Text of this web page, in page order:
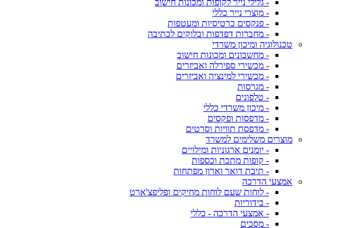
- גלילי נייר לקופות ומכונות חישוב
- מוצרי נייר כללי
- פנקסים כרטיסיות ומעטפות
- מחברות דפדפות ובלוקים לכתיבה
טכנולוגיה ומיכון משרדי
- מחשבונים ומכונות חישוב
- מכשירי ספירלה ואביזרים
- מכשירי למינציה ואביזרים
- מגרסות
- טלפונים
- מיכון משרדי כללי
- מדפסות ופקסים
- מדפסת תוויות וסרטים
מוצרים משלימים למשרד
- יומנים ארגוניות ומילויים
- קופות מתכת וכספות
- תיבת דואר וארון מפתחות
אמצעי הדרכה
- לוחות שעם לוחות מחיקים ופליפצ'ארט
- בידוריות
- אמצעי הדרכה - כללי
- מסכים